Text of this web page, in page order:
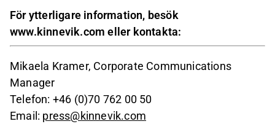
För ytterligare information, besök
www.kinnevik.com eller kontakta:
Mikaela Kramer, Corporate Communications
Manager
Telefon: +46 (0)70 762 00 50
Email: press@kinnevik.com